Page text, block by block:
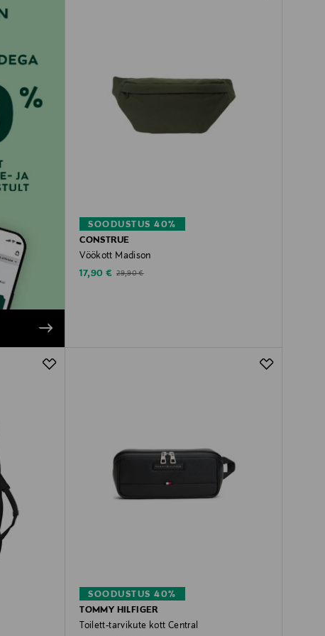
SOODUSTUS 40%
CONSTRUE
Vöökott Madison
Discounted Price
17,90 € Original Price
29,90 €
SOODUSTUS 40%
TOMMY HILFIGER
Toilett-tarvikute kott Central